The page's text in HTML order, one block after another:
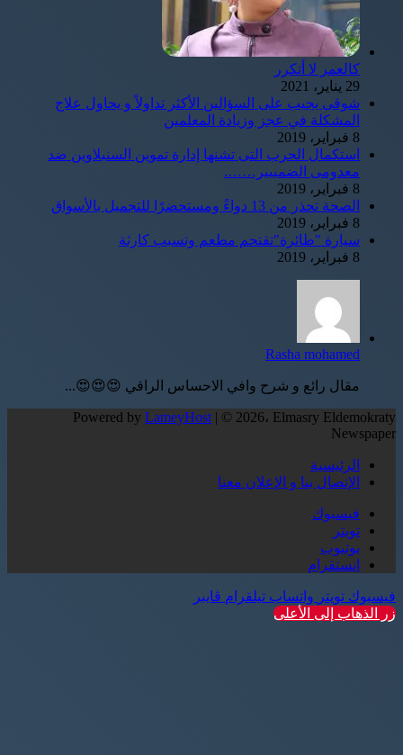
كالعمر لا أتكرر
29 يناير، 2021
شوقى يجيب على السؤالين الأكثر تداولاً و يحاول علاج
المشكلة في عجز وزيادة المعلمين
8 فبراير، 2019
استكمال الحرب التى تشنها إدارة تموين السنبلاوين ضد
معدومى الضمييير…….
8 فبراير، 2019
الصحة تحذر من 13 دواءً ومستحضرًا للتجميل بالأسواق
8 فبراير، 2019
سيارة "طائرة"تقتحم مطعم وتسبب كارثة
8 فبراير، 2019
Rasha mohamed
مقال رائع و شرح وافي الاحساس الراقي 😍😍😍...
Powered by LameyHost | © 2026، Elmasry Eldemokraty
Newspaper
الرئيسية
الإتصال بنا و الإعلان معنا
فيسبوك
تويتر
يوتيوب
انستقرام
فيسبوك تويتر واتساب تيلقرام ڤايبر
زر الذهاب إلى الأعلى